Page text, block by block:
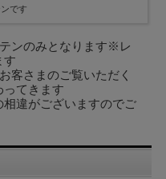
です
ンのみとなります※レ
す
客さまのご覧いただく
てきます
違がございますのでご